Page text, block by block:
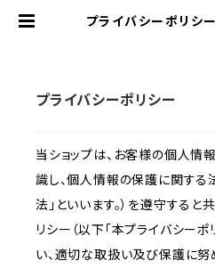
プライバシーポリ
プライバシーポリシー
当ショップは、お客様の個人情
識し、個人情報の保護に関する
法」といいます。）を遵守すると
リシー（以下「本プライバシーポ
い、適切な取扱い及び保護に努